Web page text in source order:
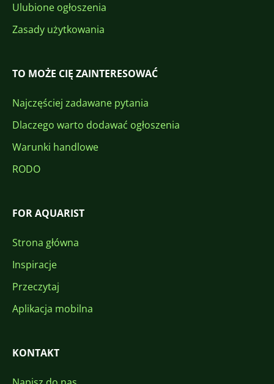
Ulubione ogłoszenia
Zasady użytkowania
TO MOŻE CIĘ ZAINTERESOWAĆ
Najczęściej zadawane pytania
Dlaczego warto dodawać ogłoszenia
Warunki handlowe
RODO
FOR AQUARIST
Strona główna
Inspiracje
Przeczytaj
Aplikacja mobilna
KONTAKT